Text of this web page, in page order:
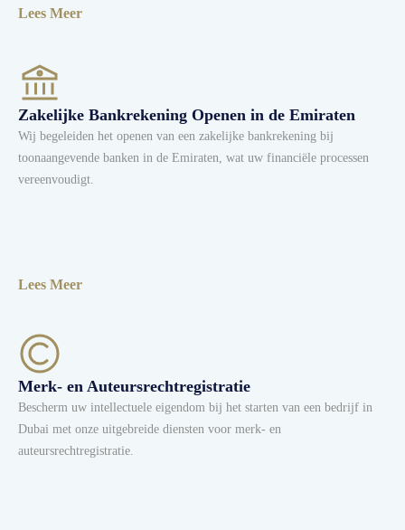
Lees Meer
Zakelijke Bankrekening Openen in de Emiraten
Wij begeleiden het openen van een zakelijke bankrekening bij
toonaangevende banken in de Emiraten, wat uw financiële processen
vereenvoudigt.
Lees Meer
Merk- en Auteursrechtregistratie
Bescherm uw intellectuele eigendom bij het starten van een bedrijf in
Dubai met onze uitgebreide diensten voor merk- en
auteursrechtregistratie.